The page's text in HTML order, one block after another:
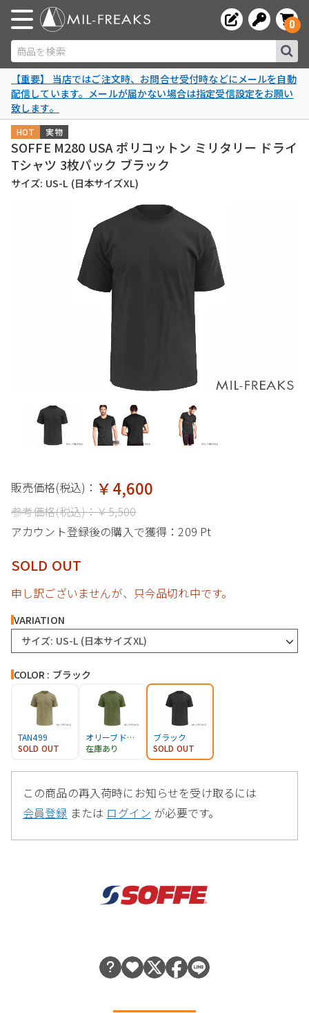
商品を検索
0
【重要】 当店ではご注文時、お問合せ受付時などにメールを自動
配信しています。メールが届かない場合は指定受信設定をお願い
致します。
実物
HOT
SOFFE M280 USA ポリコットン ミリタリー ドライ
Tシャツ 3枚パック ブラック
サイズ: US-L (日本サイズXL)
販売価格(税込)： ￥4,600
参考価格(税込)：￥5,500
アカウント登録後の購入で獲得：209 Pt
SOLD OUT
申し訳ございませんが、只今品切れ中です。
VARIATION
サイズ: US-L (日本サイズXL)
COLOR : ブラック
TAN499
SOLD OUT
オリーブドラブ
在庫あり
ブラック
SOLD OUT
この商品の再入荷時にお知らせを受け取るには
会員登録 または ログイン が必要です。